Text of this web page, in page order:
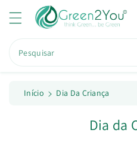
o
n
Pesquisar
Início Dia Da Criança
C
Dia da